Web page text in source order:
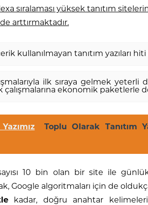
sıralaması yüksek tanıtım
arttırmaktadır.
kullanılmayan tanıtım yazıları
ilk sıraya gelmek
çalışmalarına ekonomik paketlerle
Toplu Olarak Tanıtım
10 bin olan bir site ile
Google algoritmaları için de
kadar, doğru anahtar